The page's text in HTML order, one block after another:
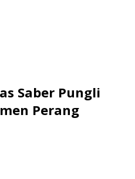
Saber Pungli
Perang